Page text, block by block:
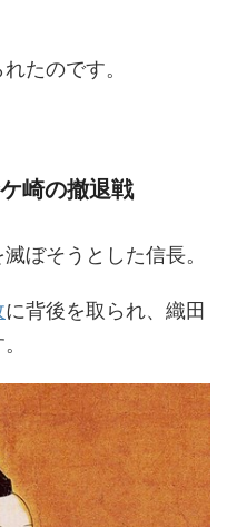
たのです。
崎の撤退戦
ぼそうとした信長。
に背後を取られ、織田